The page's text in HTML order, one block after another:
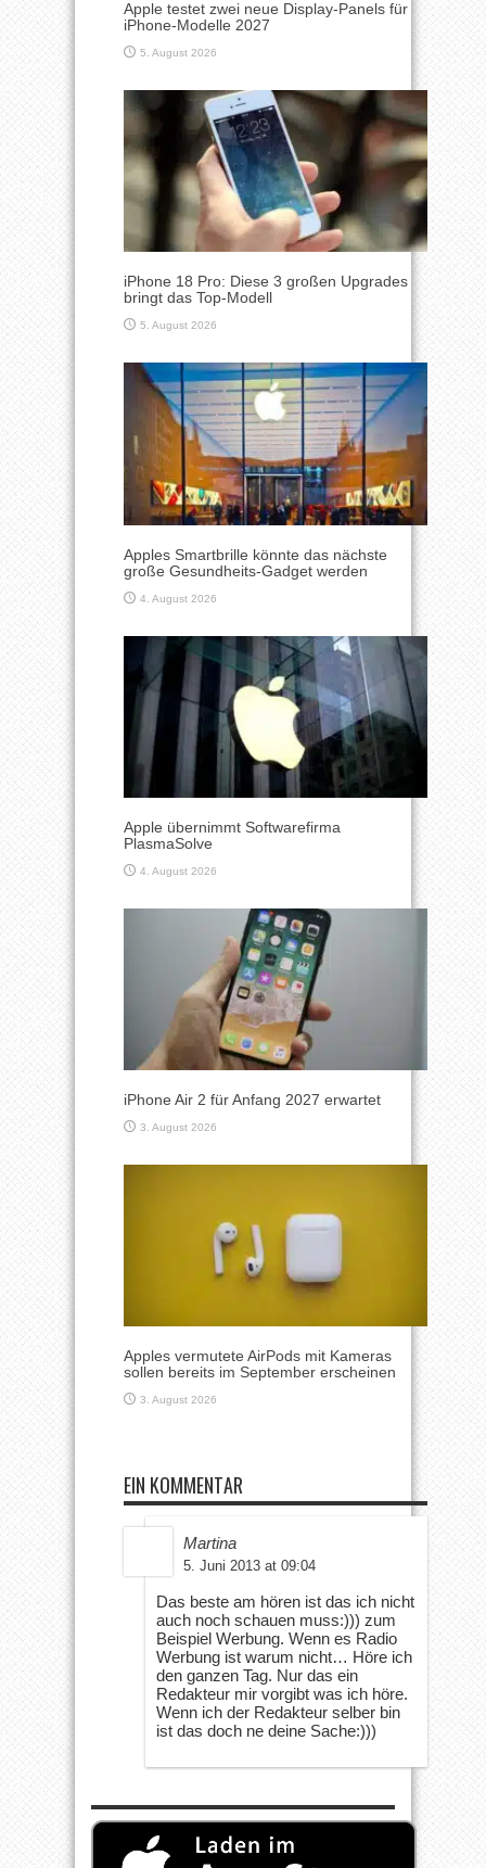
Apple testet zwei neue Display-Panels für
iPhone-Modelle 2027
5. August 2026
iPhone 18 Pro: Diese 3 großen Upgrades
bringt das Top-Modell
5. August 2026
Apples Smartbrille könnte das nächste
große Gesundheits-Gadget werden
4. August 2026
Apple übernimmt Softwarefirma
PlasmaSolve
4. August 2026
iPhone Air 2 für Anfang 2027 erwartet
3. August 2026
Apples vermutete AirPods mit Kameras
sollen bereits im September erscheinen
3. August 2026
EIN KOMMENTAR
Martina
5. Juni 2013 at 09:04
Das beste am hören ist das ich nicht
auch noch schauen muss:))) zum
Beispiel Werbung. Wenn es Radio
Werbung ist warum nicht… Höre ich
den ganzen Tag. Nur das ein
Redakteur mir vorgibt was ich höre.
Wenn ich der Redakteur selber bin
ist das doch ne deine Sache:)))